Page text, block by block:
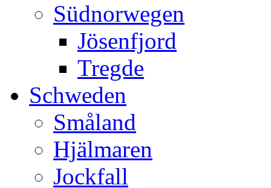
Südnorwegen
Jösenfjord
Tregde
Schweden
Småland
Hjälmaren
Jockfall